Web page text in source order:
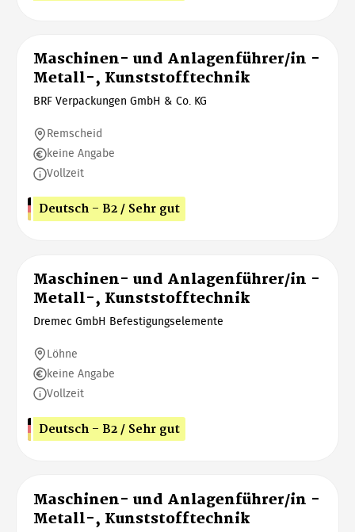
Maschinen- und Anlagenführer/in -
Metall-, Kunststofftechnik
BRF Verpackungen GmbH & Co. KG
Remscheid
keine Angabe
Vollzeit
Deutsch - B2 / Sehr gut
Maschinen- und Anlagenführer/in -
Metall-, Kunststofftechnik
Dremec GmbH Befestigungselemente
Löhne
keine Angabe
Vollzeit
Deutsch - B2 / Sehr gut
Maschinen- und Anlagenführer/in -
Metall-, Kunststofftechnik